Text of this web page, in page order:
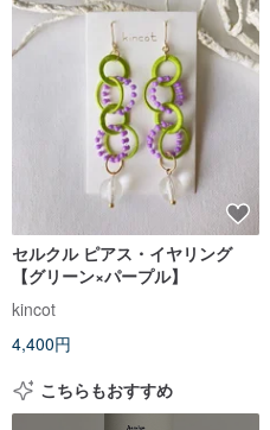
セルクル ピアス・イヤリング
【グリーン×パープル】
kincot
4,400円
こちらもおすすめ